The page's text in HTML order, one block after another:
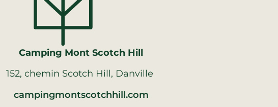
Camping Mont Scotch Hill
152, chemin Scotch Hill, Danville
campingmontscotchhill.com